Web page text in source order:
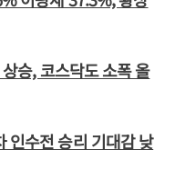
승, 코스닥도 소폭 올
인수전 승리 기대감 낮